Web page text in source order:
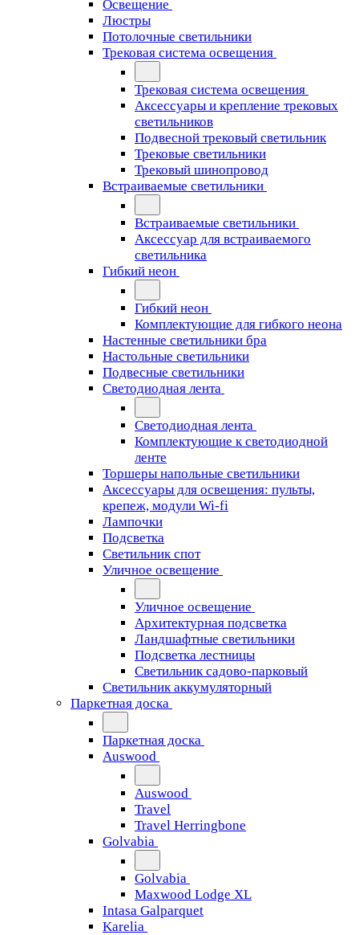
Освещение
Люстры
Потолочные светильники
Трековая система освещения
Трековая система освещения
Аксессуары и крепление трековых
светильников
Подвесной трековый светильник
Трековые светильники
Трековый шинопровод
Встраиваемые светильники
Встраиваемые светильники
Аксессуар для встраиваемого
светильника
Гибкий неон
Гибкий неон
Комплектующие для гибкого неона
Настенные светильники бра
Настольные светильники
Подвесные светильники
Светодиодная лента
Светодиодная лента
Комплектующие к светодиодной
ленте
Торшеры напольные светильники
Аксессуары для освещения: пульты,
крепеж, модули Wi-fi
Лампочки
Подсветка
Светильник спот
Уличное освещение
Уличное освещение
Архитектурная подсветка
Ландшафтные светильники
Подсветка лестницы
Светильник садово-парковый
Светильник аккумуляторный
Паркетная доска
Паркетная доска
Auswood
Auswood
Travel
Travel Herringbone
Golvabia
Golvabia
Maxwood Lodge XL
Intasa Galparquet
Karelia